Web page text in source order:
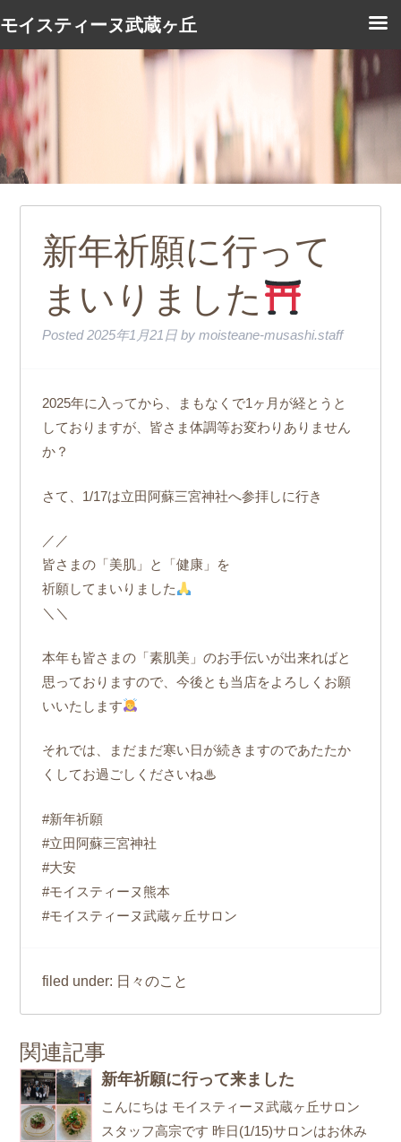
新年祈願に行って
まいりました
Posted2025年1月21日 by moisteane-musashi.staff
2025年に入ってから、まもなくで1ヶ月が経とうと
しておりますが、皆さま体調等お変わりありません
か？
さて、1/17は立田阿蘇三宮神社へ参拝しに行き
／／
皆さまの「美肌」と「健康」を
祈願してまいりました
＼＼
本年も皆さまの「素肌美」のお手伝いが出来ればと
思っておりますので、今後とも当店をよろしくお願
いいたします
それでは、まだまだ寒い日が続きますのであたたか
くしてお過ごしくださいね♨
#新年祈願
#立田阿蘇三宮神社
#大安
#モイスティーヌ熊本
#モイスティーヌ武蔵ヶ丘サロン
filed under: 日々のこと
関連記事
新年祈願に行って来ました
こんにちは モイスティーヌ武蔵ヶ丘サロン
スタッフ高宗です 昨日(1/15)サロンはお休み
モイスティーヌ武蔵ヶ丘